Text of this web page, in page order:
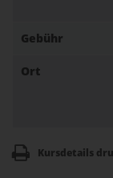
Gebühr
Ort
Kursdetails